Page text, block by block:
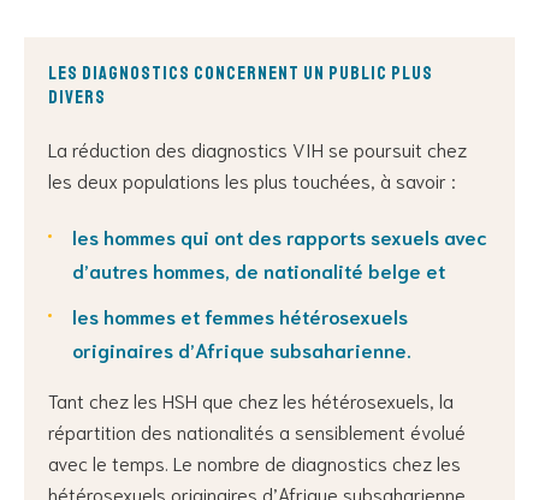
Les diagnostics concernent un public plus
divers
La réduction des diagnostics VIH se poursuit chez
les deux populations les plus touchées, à savoir :
les hommes qui ont des rapports sexuels avec
d’autres hommes, de nationalité belge et
les hommes et femmes hétérosexuels
originaires d’Afrique subsaharienne.
Tant chez les HSH que chez les hétérosexuels, la
répartition des nationalités a sensiblement évolué
avec le temps. Le nombre de diagnostics chez les
hétérosexuels originaires d’Afrique subsaharienne